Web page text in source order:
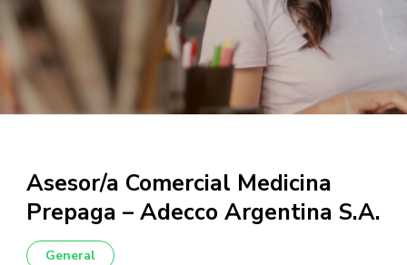
Asesor/a Comercial Medicina
Prepaga – Adecco Argentina S.A.
General